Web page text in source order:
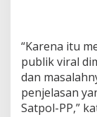
“Karena itu
publik viral
dan
penjelasan
Satpol-PP,”